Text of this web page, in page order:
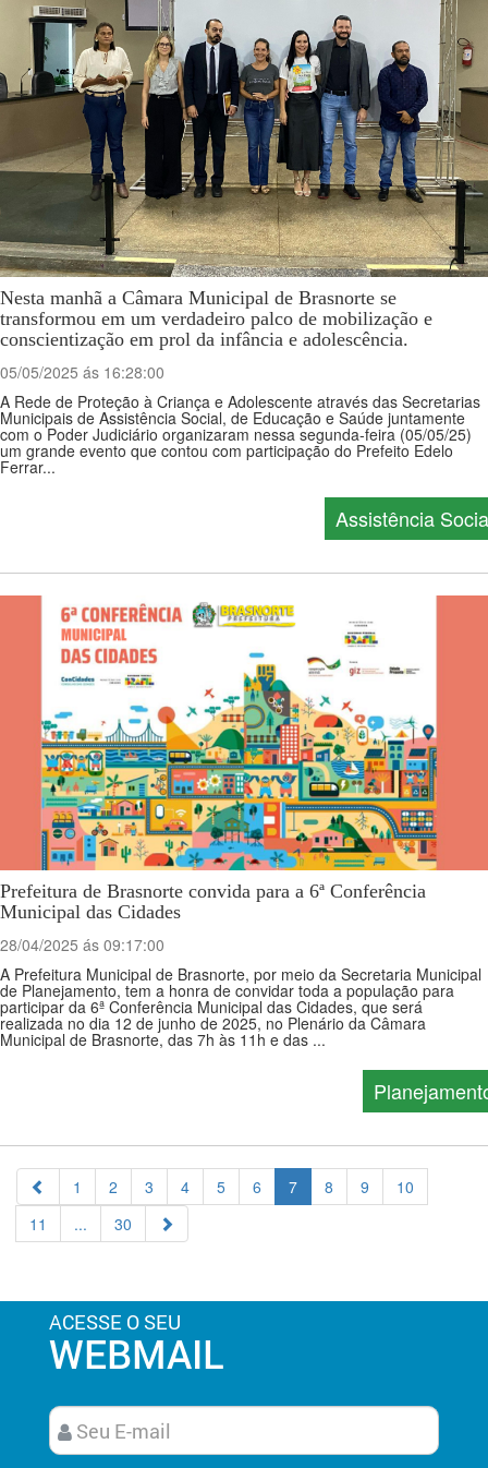
Nesta manhã a Câmara Municipal de Brasnorte se
transformou em um verdadeiro palco de mobilização e
conscientização em prol da infância e adolescência.
05/05/2025 ás 16:28:00
A Rede de Proteção à Criança e Adolescente através das Secretarias
Municipais de Assistência Social, de Educação e Saúde juntamente
com o Poder Judiciário organizaram nessa segunda-feira (05/05/25)
um grande evento que contou com participação do Prefeito Edelo
Ferrar...
Assistência
Prefeitura de Brasnorte convida para a 6ª Conferência
Municipal das Cidades
28/04/2025 ás 09:17:00
A Prefeitura Municipal de Brasnorte, por meio da Secretaria Municipal
de Planejamento, tem a honra de convidar toda a população para
participar da 6ª Conferência Municipal das Cidades, que será
realizada no dia 12 de junho de 2025, no Plenário da Câmara
Municipal de Brasnorte, das 7h às 11h e das ...
1 2 3 4 5 6 7 8 9
10
11
... 30
ACESSE O SEU
WEBMAIL